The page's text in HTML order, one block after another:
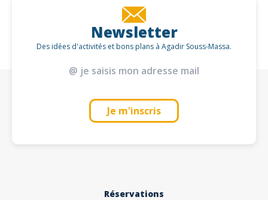
Newsletter
Des idées d'activités et bons plans à Agadir Souss-Massa.
Je m'inscris
Réservations